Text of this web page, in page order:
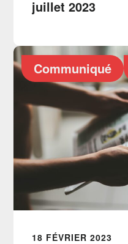
juillet 2023
Communiqué
18 FÉVRIER 2023